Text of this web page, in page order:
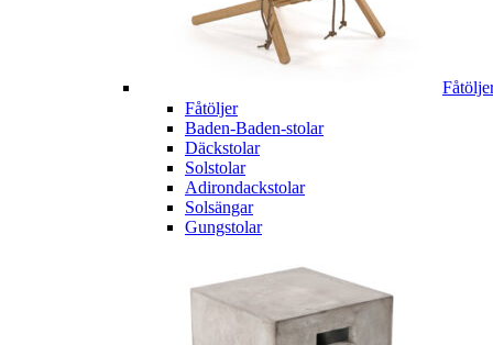
Fåtöljer
Baden-Baden-stolar
Däckstolar
Solstolar
Adirondackstolar
Solsängar
Gungstolar